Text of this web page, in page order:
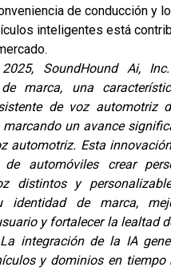
de conducción y
inteligentes está
SoundHound Ai,
de marca, una
de voz automotriz
marcando un avance
automotriz. Esta
automóviles crear
distintos y
identidad de marca,
y fortalecer la lealtad
integración de la IA
y dominios en tiempo